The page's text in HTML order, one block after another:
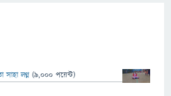
সাহা লগ্ন (9,000 পয়েন্ট)